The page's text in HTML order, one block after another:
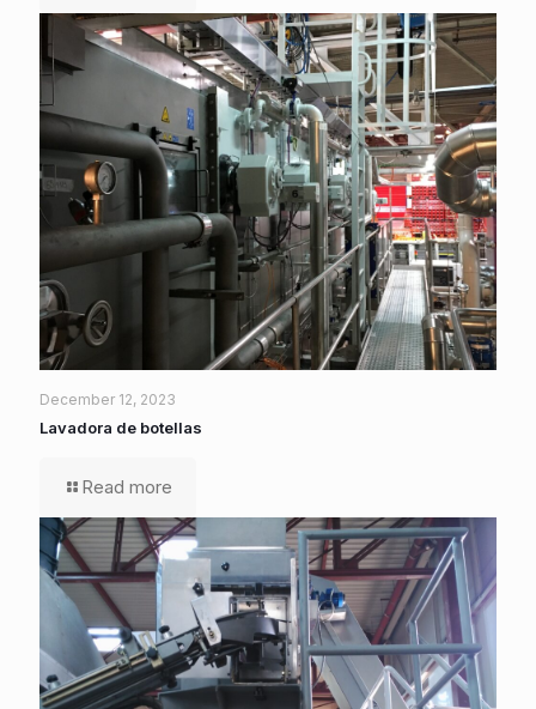
December 12, 2023
Lavadora de botellas
Read more